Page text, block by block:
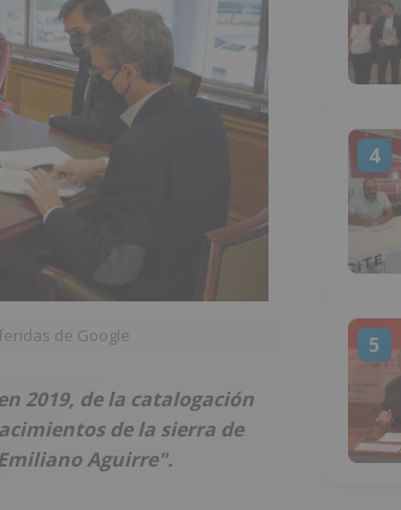
de Google
2019, de la catalogación
de la sierra de
Aguirre".
4
5